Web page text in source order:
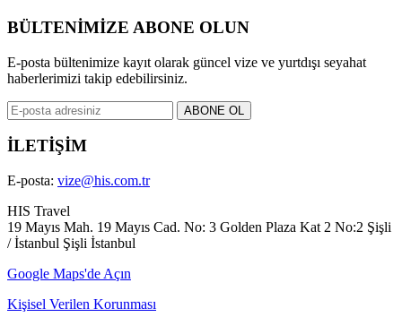
BÜLTENİMİZE ABONE OLUN
E-posta bültenimize kayıt olarak güncel vize ve yurtdışı seyahat
haberlerimizi takip edebilirsiniz.
İLETİŞİM
E-posta: vize@his.com.tr
HIS Travel
19 Mayıs Mah. 19 Mayıs Cad. No: 3 Golden Plaza Kat 2 No:2 Şişli
/ İstanbul Şişli İstanbul
Google Maps'de Açın
Kişisel Verilen Korunması